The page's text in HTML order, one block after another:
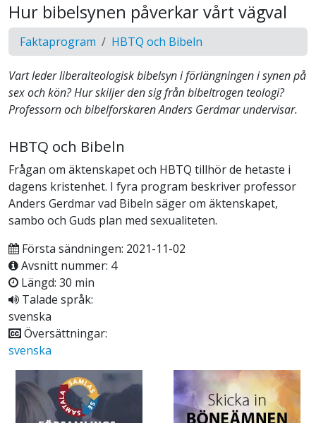
Hur bibelsynen påverkar vårt vägval
Faktaprogram HBTQ och Bibeln
Vart leder liberalteologisk bibelsyn i förlängningen i synen på
sex och kön? Hur skiljer den sig från bibeltrogen teologi?
Professorn och bibelforskaren Anders Gerdmar undervisar.
HBTQ och Bibeln
Frågan om äktenskapet och HBTQ tillhör de hetaste i
dagens kristenhet. I fyra program beskriver professor
Anders Gerdmar vad Bibeln säger om äktenskapet,
sambo och Guds plan med sexualiteten.
Första sändningen: 2021-11-02
Avsnitt nummer: 4
Längd: 30 min
Talade språk:
svenska
Översättningar:
svenska